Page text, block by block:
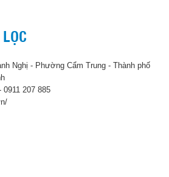
Nghị - Phường Cẩm Trung - Thành phố
0911 207 885